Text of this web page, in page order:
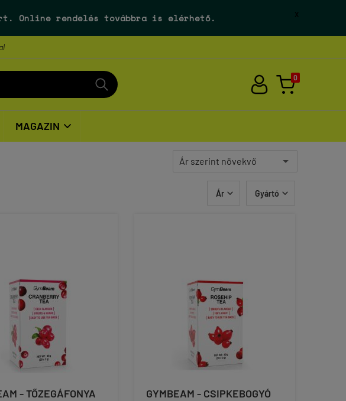
. Online rendelés továbbra is elérhető. X
0
MAGAZIN 
Ár  Gyártó 
- TŐZEGÁFONYA
GYMBEAM - CSIPKEBOGYÓ